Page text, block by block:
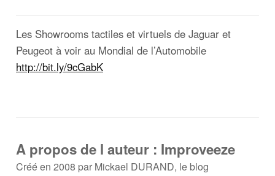
Les Showrooms tactiles et virtuels de Jaguar et
Peugeot à voir au Mondial de l’Automobile
http://bit.ly/9cGabK
A propos de l auteur : Improveeze
Créé en 2008 par Mickael DURAND, le blog